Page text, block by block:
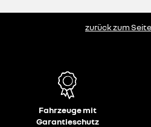
zurück zum
Fahrzeuge mit
Garantieschutz